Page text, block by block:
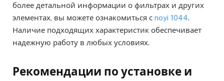
более детальной информации о фильтрах и других
элементах, вы можете ознакомиться с noyi 1044.
Наличие подходящих характеристик обеспечивает
надежную работу в любых условиях.
Рекомендации по установке и